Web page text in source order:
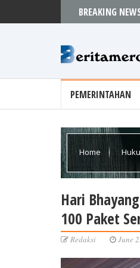
BREAKING
PEMERINTAHAN
Home
Hari
100 Paket
Redaksi June